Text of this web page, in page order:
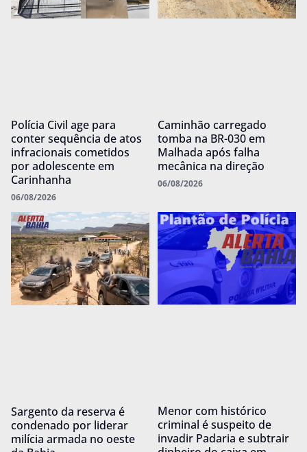
Polícia Civil age para
conter sequência de atos
infracionais cometidos
por adolescente em
Carinhanha
06/08/2026
Caminhão carregado
tomba na BR-030 em
Malhada após falha
mecânica na direção
06/08/2026
Sargento da reserva é
condenado por liderar
milícia armada no oeste
Menor com histórico
criminal é suspeito de
invadir Padaria e subtrair